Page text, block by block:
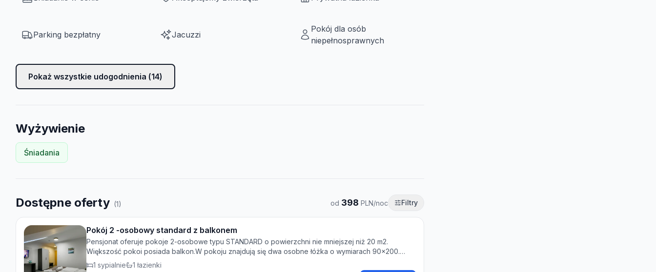
Parking bezpłatny Jacuzzi
Pokój dla osób
niepełnosprawnych
Pokaż wszystkie udogodnienia (14)
Wyżywienie
Śniadania
Dostępne oferty (1) od 398 PLN/noc Filtry
Pokój 2 -osobowy standard z balkonem
Pensjonat oferuje pokoje 2-osobowe typu STANDARD o powierzchni nie mniejszej niż 20 m2.
Większość pokoi posiada balkon.W pokoju znajdują się dwa osobne łóżka o wymiarach 90x200.
Łóżka standardowo są zsunięte tworząc duże łoże małżeńskie, jednak na życzenie Gości są
1 sypialnie 1 łazienki